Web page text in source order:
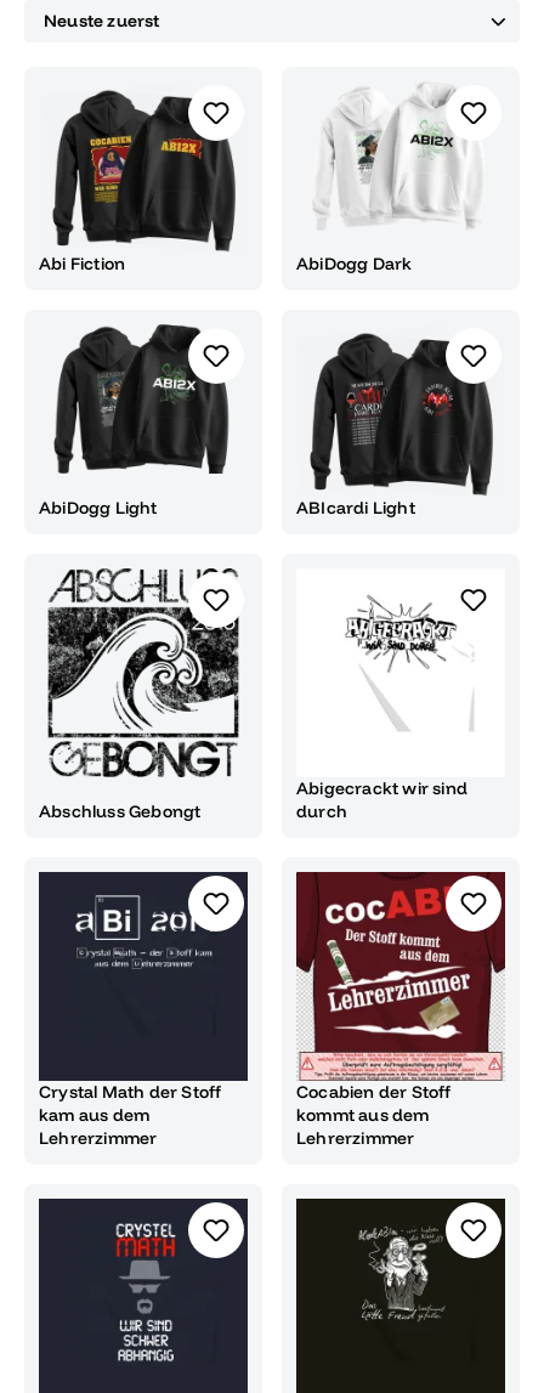
Positionierungen, bis euer individuelles Design entsteht - ob
anpassen fertig - euer Drogen Motto begleitet euch durch
Mottowoche Gruppenfoto und Abschlussfeier und macht
euren Abi Abschluss humorvoll erinnerungswuerdig.
Abi Fiction AbiDogg Dark
AbiDogg Light ABIcardi Light
Abschluss Gebongt
Abigecrackt wir sind
durch
Crystal Math der Stoff
kam aus dem
Lehrerzimmer
Cocabien der Stoff
kommt aus dem
Lehrerzimmer